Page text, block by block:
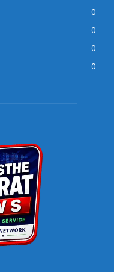
0
0
0
0